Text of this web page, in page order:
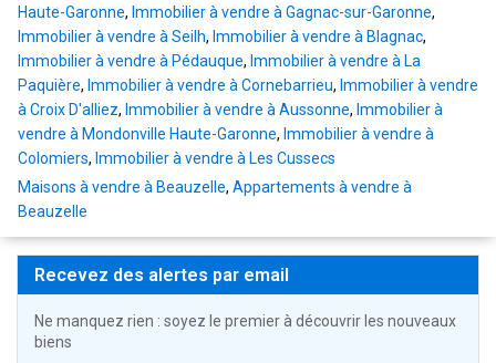
Haute-Garonne, Immobilier à vendre à Gagnac-sur-Garonne,
Immobilier à vendre à Seilh, Immobilier à vendre à Blagnac,
Immobilier à vendre à Pédauque, Immobilier à vendre à La
Paquière, Immobilier à vendre à Cornebarrieu, Immobilier à vendre
à Croix D'alliez, Immobilier à vendre à Aussonne, Immobilier à
vendre à Mondonville Haute-Garonne, Immobilier à vendre à
Colomiers, Immobilier à vendre à Les Cussecs
Maisons à vendre à Beauzelle, Appartements à vendre à
Beauzelle
Recevez des alertes par email
Ne manquez rien : soyez le premier à découvrir les nouveaux
biens